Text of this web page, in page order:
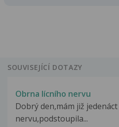
SOUVISEJÍCÍ DOTAZY
Obrna lícního nervu
Dobrý den,mám již
nervu,podstoupila...